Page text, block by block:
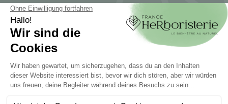
MEIN KONTO
Mein Konto
Authentifizierung
Seguimiento de pedidos
Cree su cuenta